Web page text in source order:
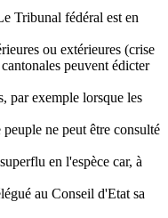
Tribunal fédéral est en
ou extérieures (crise
peuvent édicter
par exemple lorsque les
ne peut être consulté
en l'espèce car, à
au Conseil d'Etat sa